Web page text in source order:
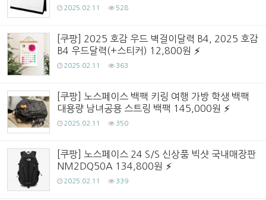
2025.02.11 528
[쿠팡] 2025 호감 우드 벽걸이달력 B4, 2025 호감
B4 우드달력(+스티커) 12,800원
2025.02.11 363
[쿠팡] 노스페이스 백팩 키링 여행 가방 학생 백팩
대용량 남녀공용 스트링 백팩 145,000원
2025.02.11 350
[쿠팡] 노스페이스 24 S/S 신상품 빅샷 국내매장판
NM2DQ50A 134,800원
2025.02.11 339